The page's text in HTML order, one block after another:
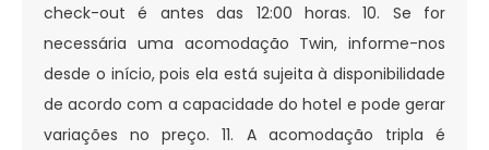
check-out é antes das 12:00 horas. 10. Se for
necessária uma acomodação Twin, informe-nos
desde o início, pois ela está sujeita à disponibilidade
de acordo com a capacidade do hotel e pode gerar
variações no preço. 11. A acomodação tripla é